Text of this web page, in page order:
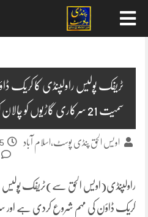
ٹریفک پولیس راولپنڈی کا کریک
سمیت 21 سرکاری گاڑیوں کو چالان کر دئیے۔
اویس الحق پنڈی پوسٹ،اسلام آباد
راولپنڈی(اویس الحق سے)ٹریفک پولیس
کریک ڈاؤن کی مہم شروع کردی ہے اور